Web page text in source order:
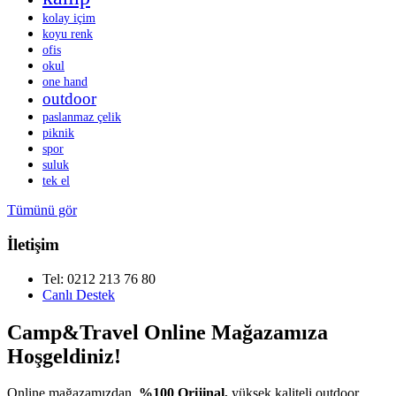
kolay içim
koyu renk
ofis
okul
one hand
outdoor
paslanmaz çelik
piknik
spor
suluk
tek el
Tümünü gör
İletişim
Tel: 0212 213 76 80
Canlı Destek
Camp&Travel Online Mağazamıza
Hoşgeldiniz!